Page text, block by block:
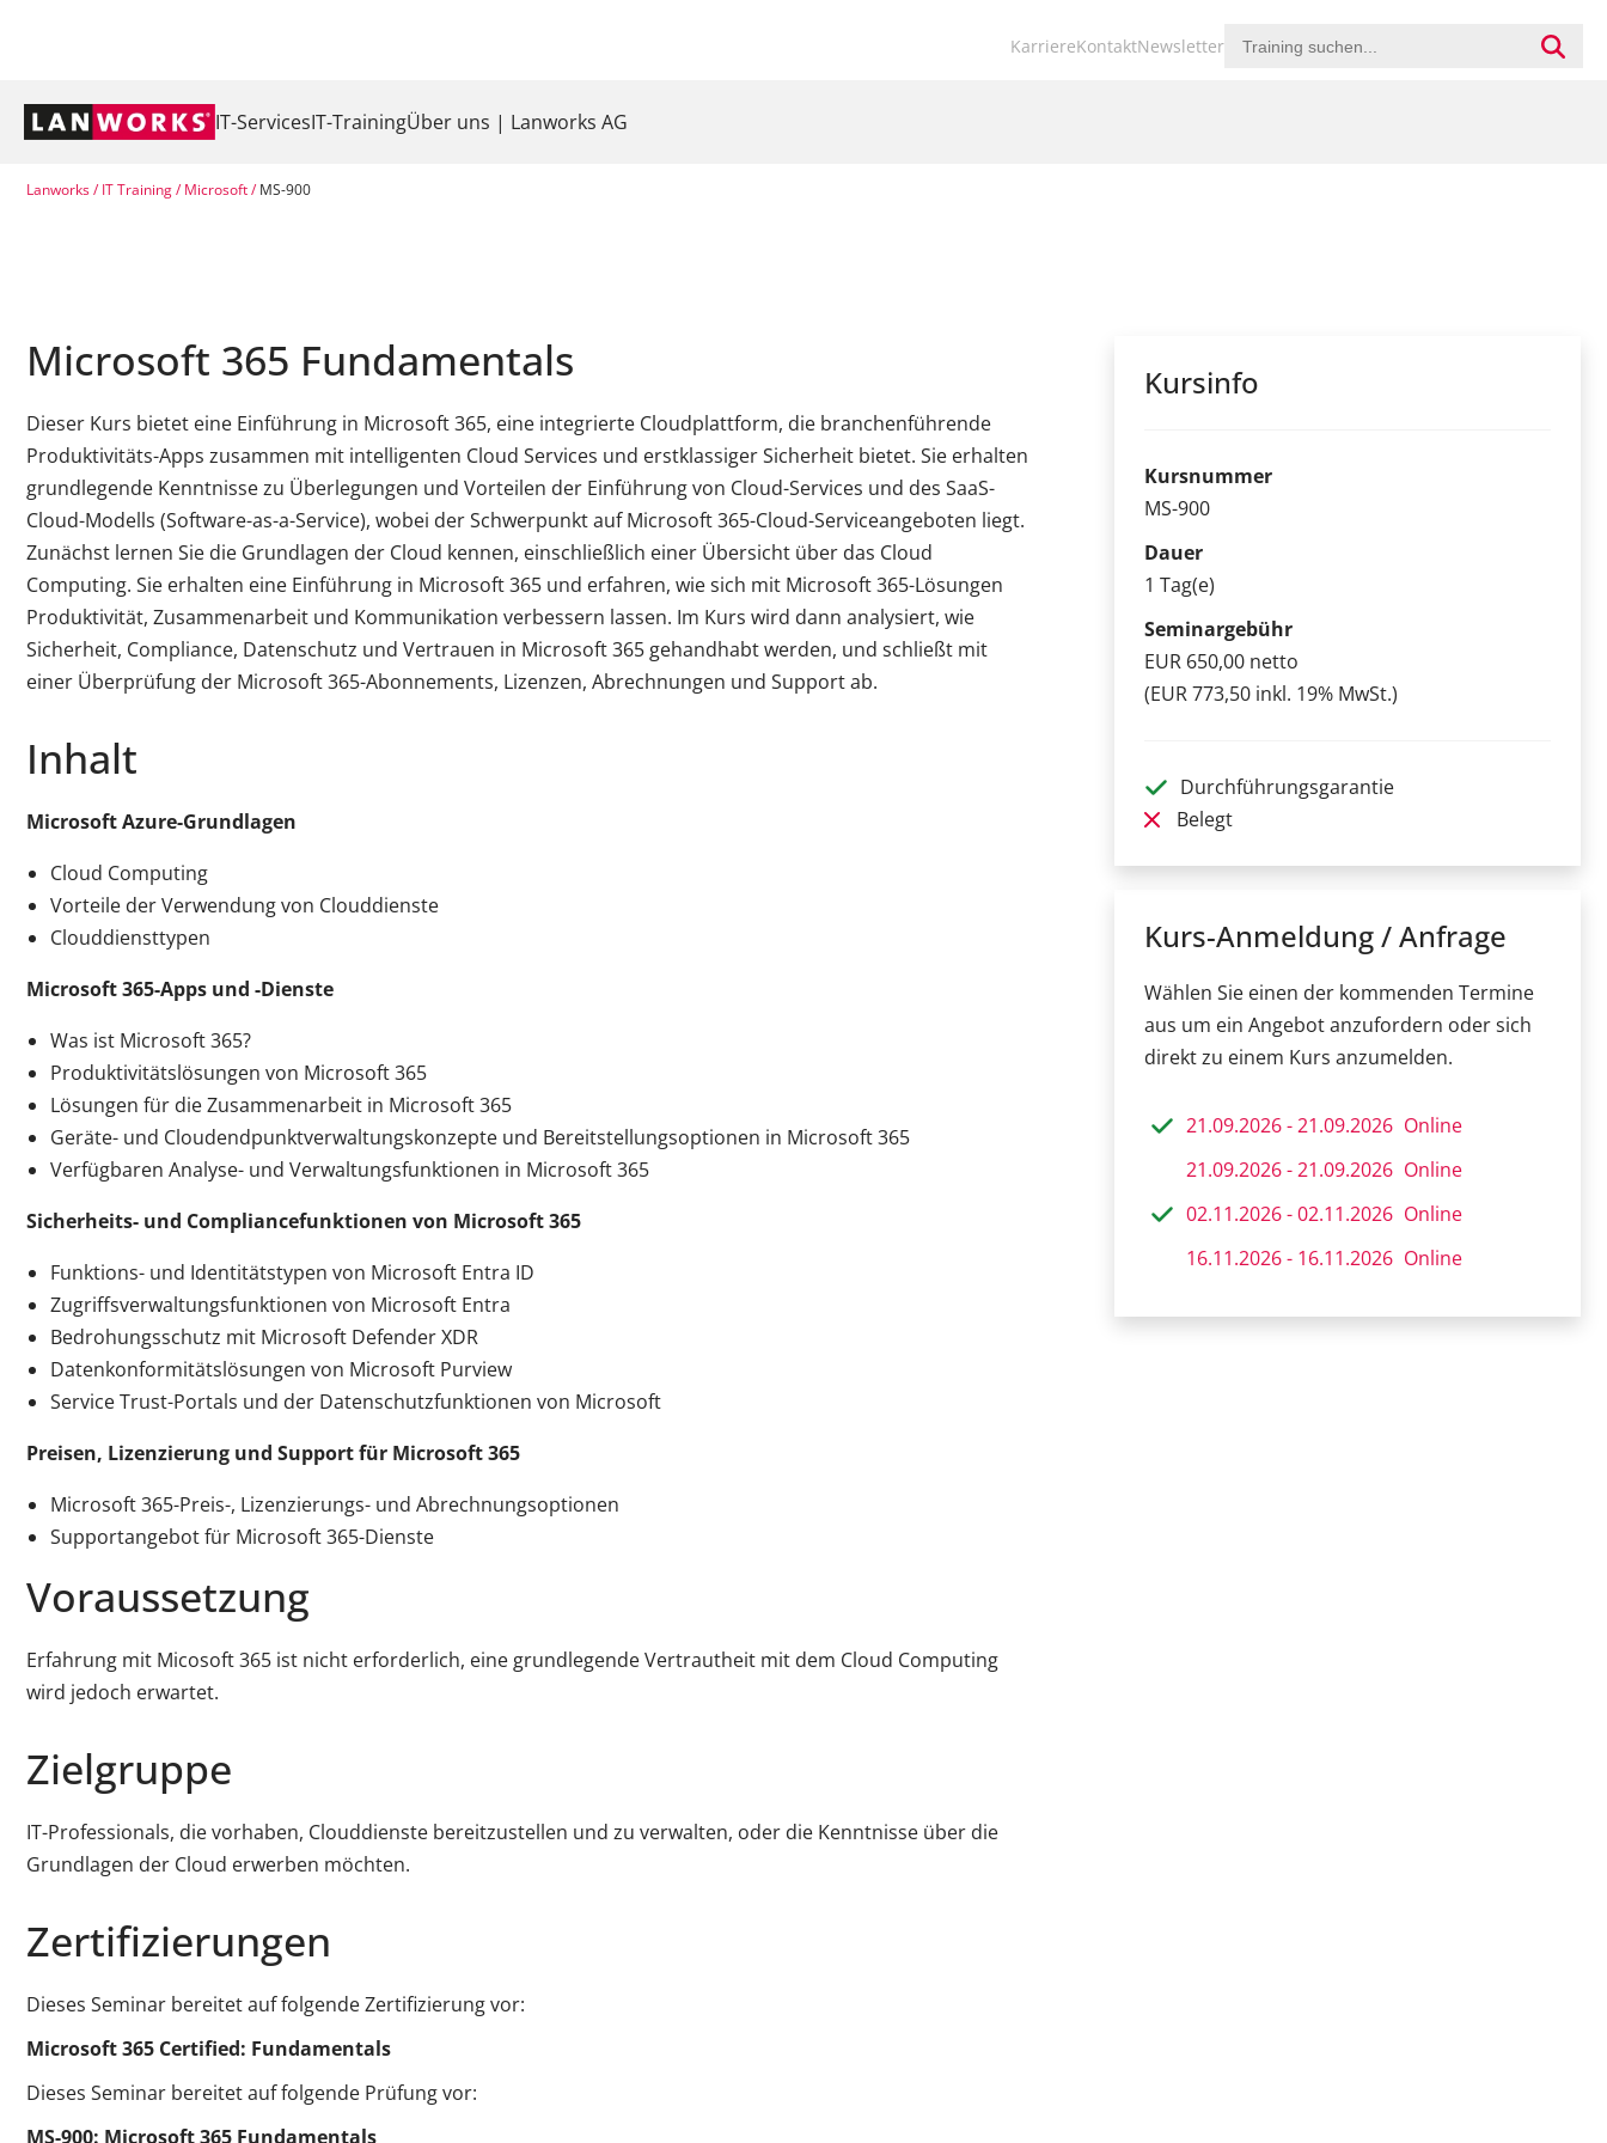
Navigation
KarriereKontaktNewsletter
überspringen
IT-ServicesIT-TrainingÜber uns | Lanworks AG
Lanworks IT Training Microsoft MS-900
Microsoft 365 Fundamentals
Dieser Kurs bietet eine Einführung in Microsoft 365, eine integrierte Cloudplattform, die branchenführende
Produktivitäts-Apps zusammen mit intelligenten Cloud Services und erstklassiger Sicherheit bietet. Sie erhalten
grundlegende Kenntnisse zu Überlegungen und Vorteilen der Einführung von Cloud-Services und des SaaS-
Cloud-Modells (Software-as-a-Service), wobei der Schwerpunkt auf Microsoft 365-Cloud-Serviceangeboten liegt.
Zunächst lernen Sie die Grundlagen der Cloud kennen, einschließlich einer Übersicht über das Cloud
Computing. Sie erhalten eine Einführung in Microsoft 365 und erfahren, wie sich mit Microsoft 365-Lösungen
Produktivität, Zusammenarbeit und Kommunikation verbessern lassen. Im Kurs wird dann analysiert, wie
Sicherheit, Compliance, Datenschutz und Vertrauen in Microsoft 365 gehandhabt werden, und schließt mit
einer Überprüfung der Microsoft 365-Abonnements, Lizenzen, Abrechnungen und Support ab.
Inhalt
Microsoft Azure-Grundlagen
Cloud Computing
Vorteile der Verwendung von Clouddienste
Clouddiensttypen
Microsoft 365-Apps und -Dienste
Was ist Microsoft 365?
Produktivitätslösungen von Microsoft 365
Lösungen für die Zusammenarbeit in Microsoft 365
Geräte- und Cloudendpunktverwaltungskonzepte und Bereitstellungsoptionen in Microsoft 365
Verfügbaren Analyse- und Verwaltungsfunktionen in Microsoft 365
Sicherheits- und Compliancefunktionen von Microsoft 365
Funktions- und Identitätstypen von Microsoft Entra ID
Zugriffsverwaltungsfunktionen von Microsoft Entra
Bedrohungsschutz mit Microsoft Defender XDR
Datenkonformitätslösungen von Microsoft Purview
Service Trust-Portals und der Datenschutzfunktionen von Microsoft
Preisen, Lizenzierung und Support für Microsoft 365
Microsoft 365-Preis-, Lizenzierungs- und Abrechnungsoptionen
Supportangebot für Microsoft 365-Dienste
Voraussetzung
Erfahrung mit Micosoft 365 ist nicht erforderlich, eine grundlegende Vertrautheit mit dem Cloud Computing
wird jedoch erwartet.
Zielgruppe
IT-Professionals, die vorhaben, Clouddienste bereitzustellen und zu verwalten, oder die Kenntnisse über die
Grundlagen der Cloud erwerben möchten.
Zertifizierungen
Dieses Seminar bereitet auf folgende Zertifizierung vor:
Microsoft 365 Certified: Fundamentals
Dieses Seminar bereitet auf folgende Prüfung vor:
MS-900: Microsoft 365 Fundamentals
Kursinfo
Kursnummer
MS-900
Dauer
1 Tag(e)
Seminargebühr
EUR 650,00 netto
(EUR 773,50 inkl. 19% MwSt.)
Durchführungsgarantie
Belegt
Kurs-Anmeldung / Anfrage
Wählen Sie einen der kommenden Termine
aus um ein Angebot anzufordern oder sich
direkt zu einem Kurs anzumelden.
21.09.2026 - 21.09.2026 Online
21.09.2026 - 21.09.2026 Online
02.11.2026 - 02.11.2026 Online
16.11.2026 - 16.11.2026 Online